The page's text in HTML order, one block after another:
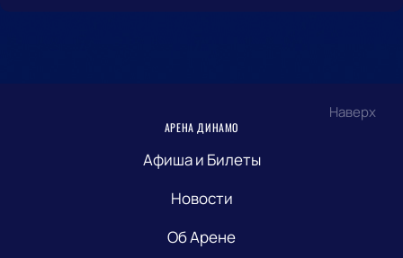
Наверх
АРЕНА ДИНАМО
Афиша и Билеты
Новости
Об Арене